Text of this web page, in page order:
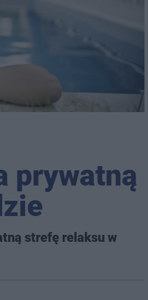
prywatną
strefę relaksu w